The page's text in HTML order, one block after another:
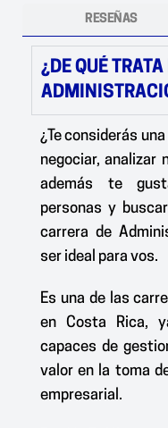
RESEÑAS
¿DE QUÉ
¿Te considerás
negociar, analizar
además te
personas y
carrera de
ser ideal para vos.
Es una de las
en Costa Rica,
capaces de
valor en la toma
empresarial.